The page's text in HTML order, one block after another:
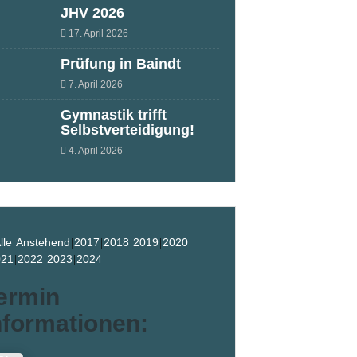
JHV 2026
17. April 2026
Prüfung in Baindt
7. April 2026
Gymnastik trifft
Selbstverteidigung!
4. April 2026
Anstehend 2017 2018 2019 2020
2022 2023 2024